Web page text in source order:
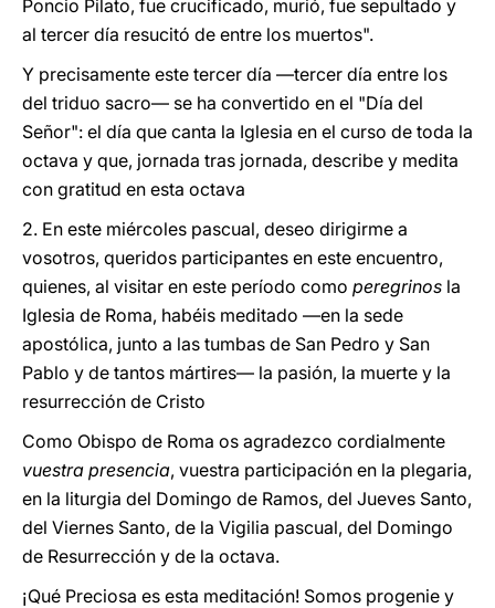
Poncio Pilato, fue crucificado, murió, fue sepultado y
al tercer día resucitó de entre los muertos".
Y precisamente este tercer día —tercer día entre los
del triduo sacro— se ha convertido en el "Día del
Señor": el día que canta la Iglesia en el curso de toda la
octava y que, jornada tras jornada, describe y medita
con gratitud en esta octava
2. En este miércoles pascual, deseo dirigirme a
vosotros, queridos participantes en este encuentro,
quienes, al visitar en este período como peregrinos la
Iglesia de Roma, habéis meditado —en la sede
apostólica, junto a las tumbas de San Pedro y San
Pablo y de tantos mártires— la pasión, la muerte y la
resurrección de Cristo
Como Obispo de Roma os agradezco cordialmente
vuestra presencia, vuestra participación en la plegaria,
en la liturgia del Domingo de Ramos, del Jueves Santo,
del Viernes Santo, de la Vigilia pascual, del Domingo
de Resurrección y de la octava.
¡Qué Preciosa es esta meditación! Somos progenie y